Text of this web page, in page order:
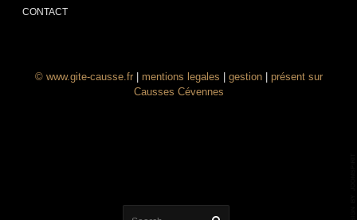
CONTACT
© www.gite-causse.fr| mentions legales gestion| présent sur
Causses Cévennes